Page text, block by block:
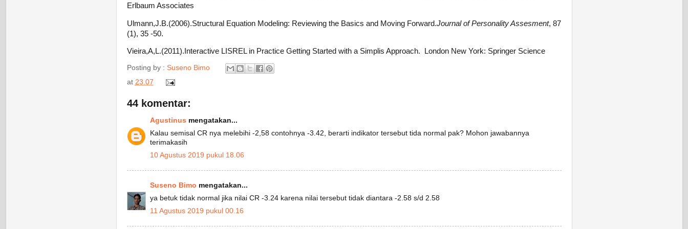
Erlbaum Associates
Ulmann,J.B.(2006).Structural Equation Modeling: Reviewing the Basics and Moving Forward.Journal of Personality Assesment, 87
(1), 35 -50.
Vieira,A,L.(2011).Interactive LISREL in Practice Getting Started with a Simplis Approach. London New York: Springer Science
Posting by : Suseno Bimo
at 23.07
44 komentar:
Agustinus mengatakan...
Kalau semisal CR nya melebihi -2,58 contohnya -3.42, berarti indikator tersebut tida normal pak? Mohon jawabannya
terimakasih
10 Agustus 2019 pukul 18.06
Suseno Bimo mengatakan...
ya betuk tidak normal jika nilai CR -3.24 karena nilai tersebut tidak diantara -2.58 s/d 2.58
11 Agustus 2019 pukul 00.16